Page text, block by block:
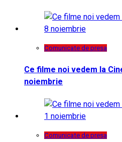
Comunicate de presa
Ce filme noi vedem la
noiembrie
Comunicate de presa